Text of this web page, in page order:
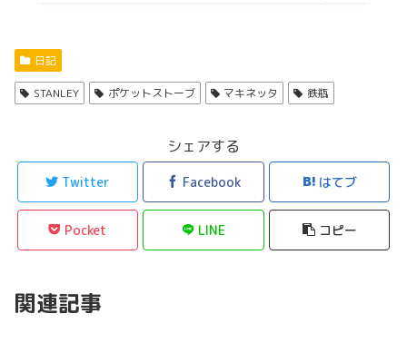
日記
STANLEY ポケットストーブ マキネッタ 鉄瓶
シェアする
Twitter Facebook はてブ
Pocket LINE コピー
関連記事